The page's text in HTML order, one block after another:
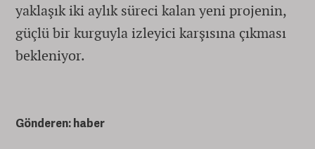
yaklaşık iki aylık süreci kalan yeni projenin,
güçlü bir kurguyla izleyici karşısına çıkması
bekleniyor.
Gönderen: haber